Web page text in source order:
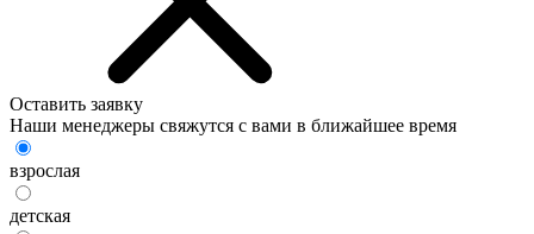
Оставить заявку
Наши менеджеры свяжутся с вами в ближайшее время
взрослая
детская